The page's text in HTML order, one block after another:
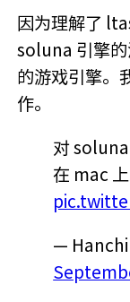
因为理解了
soluna 引擎的
的游戏引擎。
作。
对
在 mac
—